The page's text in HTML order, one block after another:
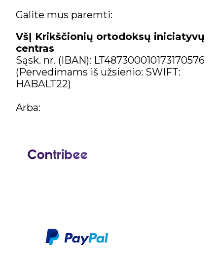
Galite mus paremti:
VšĮ Krikščionių ortodoksų iniciatyvų
centras
Sąsk. nr. (IBAN): LT487300010173170576
(Pervedimams iš užsienio: SWIFT:
HABALT22)
Arba: